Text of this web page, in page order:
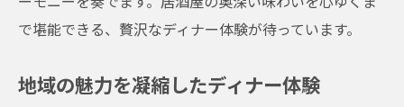
で堪能できる、贅沢なディナー体験が待っています。
地域の魅力を凝縮したディナー体験